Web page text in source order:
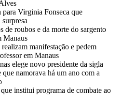
para Virginia Fonseca que
de roubos e da morte do sargento
Manaus
manifestação e pedem
em Manaus
elege novo presidente da sigla
namorava há um ano com a
institui programa de combate ao